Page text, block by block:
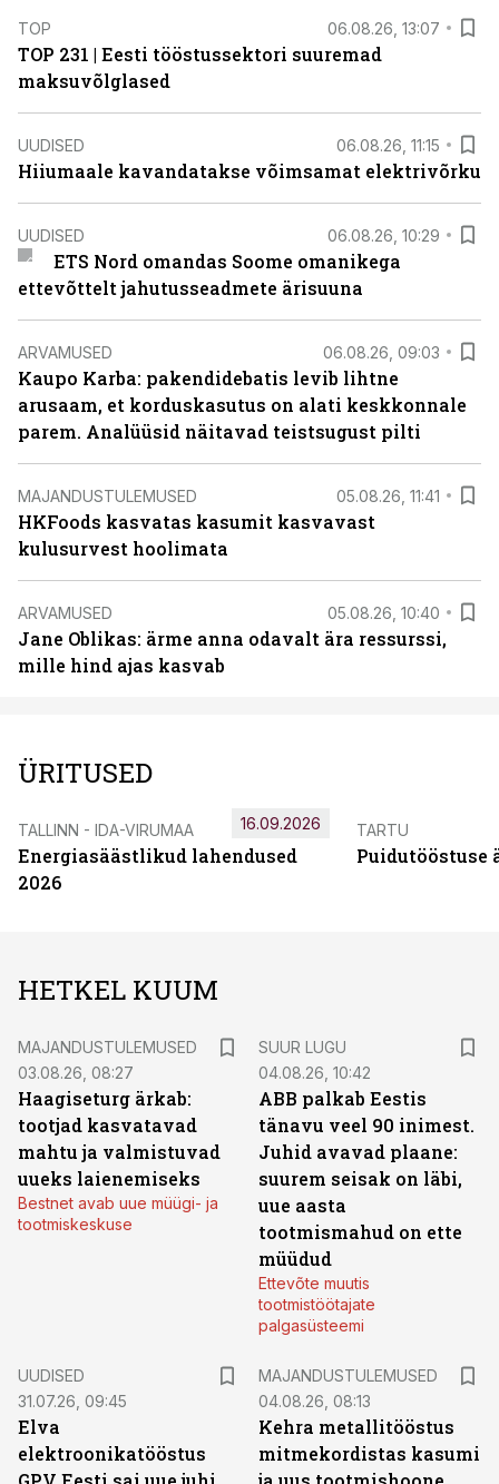
TOP 06.08.26, 13:07
TOP 231 | Eesti tööstussektori suuremad
maksuvõlglased
UUDISED 06.08.26, 11:15
Hiiumaale kavandatakse võimsamat elektrivõrku
UUDISED 06.08.26, 10:29
ETS Nord omandas Soome omanikega
ettevõttelt jahutusseadmete ärisuuna
ARVAMUSED 06.08.26, 09:03
Kaupo Karba: pakendidebatis levib lihtne
arusaam, et korduskasutus on alati keskkonnale
parem. Analüüsid näitavad teistsugust pilti
MAJANDUSTULEMUSED 05.08.26, 11:41
HKFoods kasvatas kasumit kasvavast
kulusurvest hoolimata
ARVAMUSED 05.08.26, 10:40
Jane Oblikas: ärme anna odavalt ära ressurssi,
mille hind ajas kasvab
ÜRITUSED
TALLINN - IDA-VIRUMAA
Energiasäästlikud lahendused
2026
16.09.2026 TARTU
Puidutööstuse
HETKEL KUUM
MAJANDUSTULEMUSED
03.08.26, 08:27
Haagiseturg ärkab:
tootjad kasvatavad
mahtu ja valmistuvad
uueks laienemiseks
Bestnet avab uue müügi- ja
tootmiskeskuse
SUUR LUGU
04.08.26, 10:42
ABB palkab Eestis
tänavu veel 90 inimest.
Juhid avavad plaane:
suurem seisak on läbi,
uue aasta
tootmismahud on ette
müüdud
Ettevõte muutis
tootmistöötajate
palgasüsteemi
UUDISED
31.07.26, 09:45
Elva
elektroonikatööstus
MAJANDUSTULEMUSED
04.08.26, 08:13
Kehra metallitööstus
mitmekordistas kasumi